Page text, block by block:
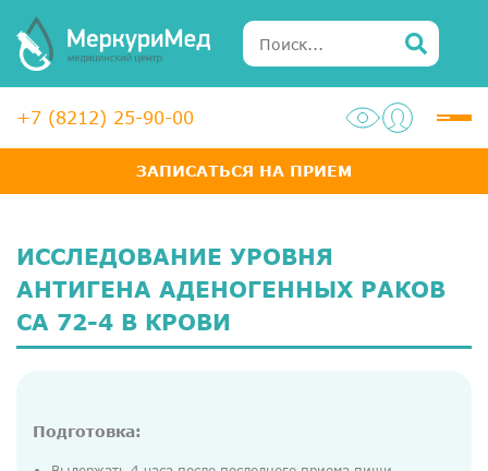
+7 (8212) 25-90-00
ЗАПИСАТЬСЯ НА ПРИЕМ
Услуги
Диагностика
ИССЛЕДОВАНИЕ УРОВНЯ
АНТИГЕНА АДЕНОГЕННЫХ РАКОВ
CА 72-4 В КРОВИ
Подготовка: